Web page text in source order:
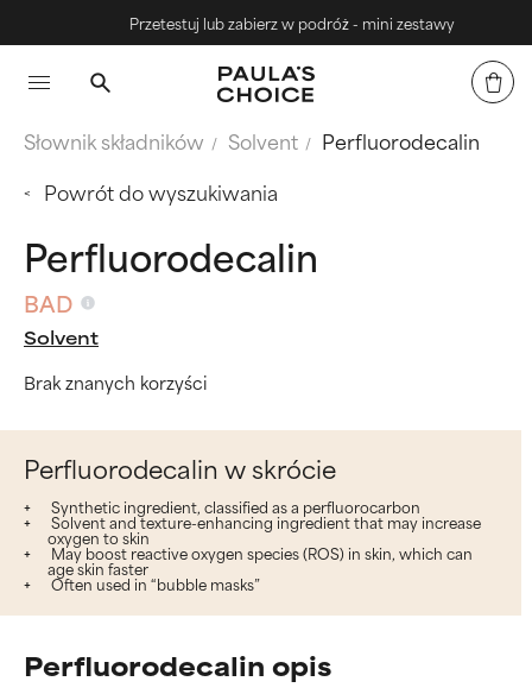
Przetestuj lub zabierz w podróż - mini zestawy
Słownik składników Solvent
Perfluorodecalin
Powrót do wyszukiwania
Perfluorodecalin
BAD
Solvent
Brak znanych korzyści
Perfluorodecalin w skrócie
Synthetic ingredient, classified as a perfluorocarbon
Solvent and texture-enhancing ingredient that may increase
oxygen to skin
May boost reactive oxygen species (ROS) in skin, which can
age skin faster
Often used in “bubble masks”
Perfluorodecalin opis